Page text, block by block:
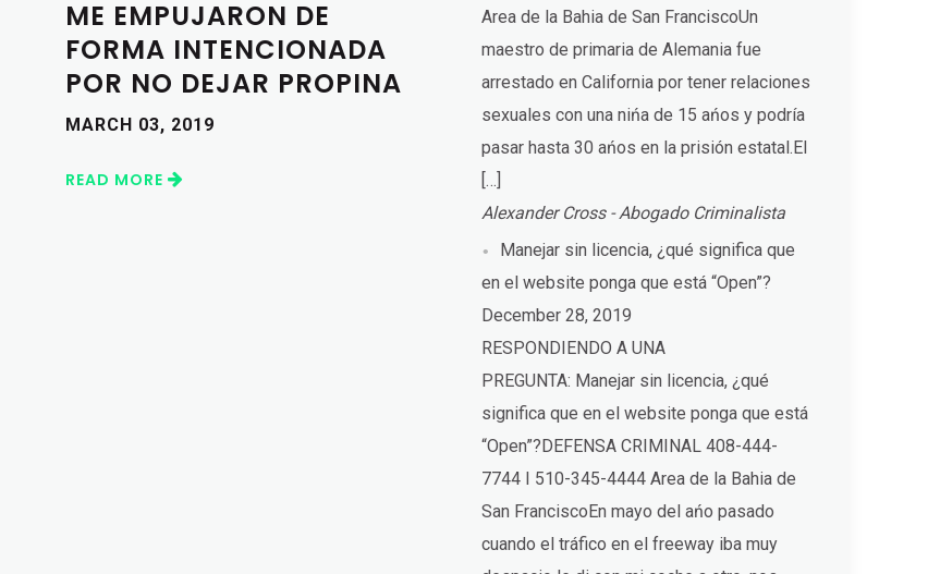
ME EMPUJARON DE
FORMA INTENCIONADA
POR NO DEJAR PROPINA
MARCH 03, 2019
READ MORE
Area de la Bahia de San FranciscoUn
maestro de primaria de Alemania fue
arrestado en California por tener relaciones
sexuales con una nińa de 15 ańos y podría
pasar hasta 30 ańos en la prisión estatal.El
[…]
Alexander Cross - Abogado Criminalista
Manejar sin licencia, ¿qué significa que
en el website ponga que está “Open”?
December 28, 2019
RESPONDIENDO A UNA
PREGUNTA: Manejar sin licencia, ¿qué
significa que en el website ponga que está
“Open”?DEFENSA CRIMINAL 408-444-
7744 I 510-345-4444 Area de la Bahia de
San FranciscoEn mayo del ańo pasado
cuando el tráfico en el freeway iba muy